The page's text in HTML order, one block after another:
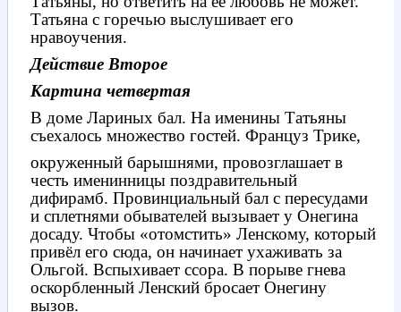
Татьяна с горечью выслушивает его
нравоучения.
Действие Второе
Картина четвертая
В доме Лариных бал. На именины Татьяны
съехалось множество гостей. Француз Трике,
окруженный барышнями, провозглашает в
честь именинницы поздравительный
дифирамб. Провинциальный бал с пересудами
и сплетнями обывателей вызывает у Онегина
досаду. Чтобы «отомстить» Ленскому, который
привёл его сюда, он начинает ухаживать за
Ольгой. Вспыхивает ссора. В порыве гнева
оскорбленный Ленский бросает Онегину
вызов.